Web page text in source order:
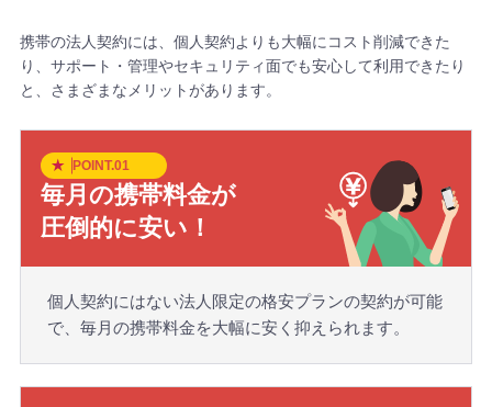
携帯の法人契約には、個人契約よりも大幅にコスト削減できた
り、サポート・管理やセキュリティ面でも安心して利用できたり
と、さまざまなメリットがあります。
POINT.01
毎月の携帯料金が
圧倒的に安い！
個人契約にはない法人限定の格安プランの契約が可能
で、毎月の携帯料金を大幅に安く抑えられます。